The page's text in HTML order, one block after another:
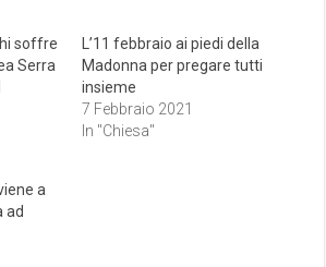
soffre
Serra
L’11 febbraio ai piedi della
Madonna per pregare tutti
insieme
7 Febbraio 2021
In "Chiesa"
a
ad